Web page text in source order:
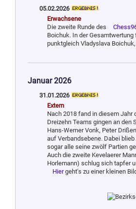
05.02.2026
Erwachsene
Die zweite Runde des
Boichuk. In der
punktgleich Vladyslava
Januar 2026
31.01.2026
Extern
Nach 2018 fand in diesem Jahr
Dreizehn Teams gingen an den
Hans-Werner Vonk, Peter
auf Verbandsebene. Dabei
sogar alle seine zwölf Partien
Auch die zweite Kevelaerer
Horlemann) schlug sich tapfer
Hiergeht's zu einer kleinen